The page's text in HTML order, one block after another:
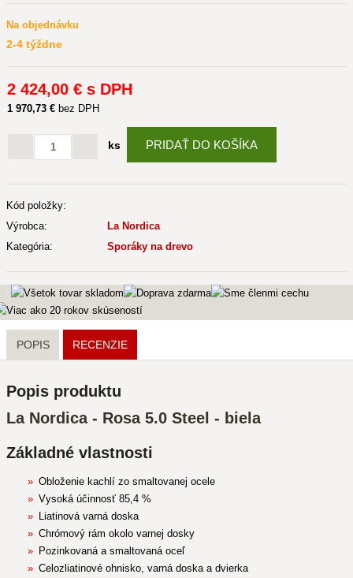
Na objednávku
2-4 týždne
2 424,00 € s DPH
1 970,73 € bez DPH
ks PRIDAŤ DO KOŠÍKA
Kód položky:
Výrobca:
La Nordica
Kategória:
Sporáky na drevo
POPIS RECENZIE
Popis produktu
La Nordica - Rosa 5.0 Steel - biela
Základné vlastnosti
Obloženie kachlí zo smaltovanej ocele
Vysoká účinnosť 85,4 %
Liatinová varná doska
Chrómový rám okolo varnej dosky
Pozinkovaná a smaltovaná oceľ
Celozliatinové ohnisko, varná doska a dvierka